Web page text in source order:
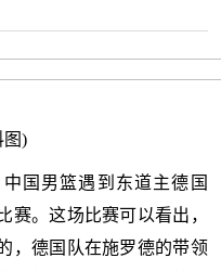
图)
国男篮遇到东道主德国
赛。这场比赛可以看出，
，德国队在施罗德的带领